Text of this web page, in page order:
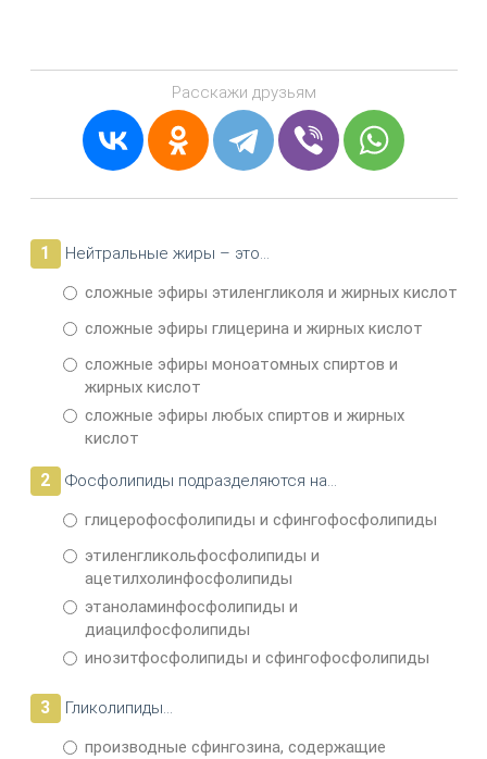
Расскажи друзьям
1
Нейтральные жиры – это…
сложные эфиры этиленгликоля и жирных кислот
сложные эфиры глицерина и жирных кислот
сложные эфиры моноатомных спиртов и
жирных кислот
сложные эфиры любых спиртов и жирных
кислот
2
Фосфолипиды подразделяются на…
глицерофосфолипиды и сфингофосфолипиды
этиленгликольфосфолипиды и
ацетилхолинфосфолипиды
этаноламинфосфолипиды и
диацилфосфолипиды
инозитфосфолипиды и сфингофосфолипиды
3
Гликолипиды…
производные сфингозина, содержащие